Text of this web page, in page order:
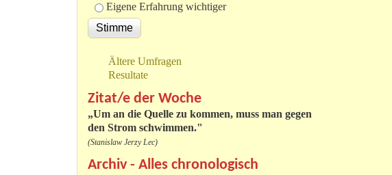
Eigene Erfahrung wichtiger
Ältere Umfragen
Resultate
Zitat/e der Woche
„Um an die Quelle zu kommen, muss man gegen
den Strom schwimmen."
(Stanislaw Jerzy Lec)
Archiv - Alles chronologisch